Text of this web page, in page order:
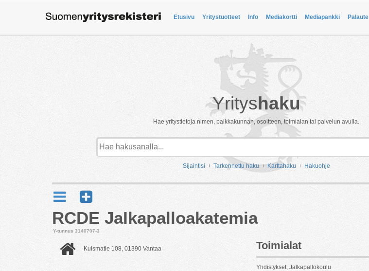
Etusivu Yritystuotteet Info Mediakortti Mediapankki Palaute
Yrityshaku
Hae yritystietoja nimen, paikkakunnan, osoitteen, toimialan tai palvelun avulla.
Sijaintisi Tarkennettu haku Karttahaku Hakuohje
RCDE JaIkapalloakatemia
Y-tunnus 3140707-3
Kuismatie 108, 01390 Vantaa Toimialat
Yhdistykset, Jalkapallokoulu